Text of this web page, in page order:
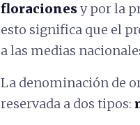
floracionesy por la
esto significa que el
a las medias
La denominación de
reservada a dos tipos: